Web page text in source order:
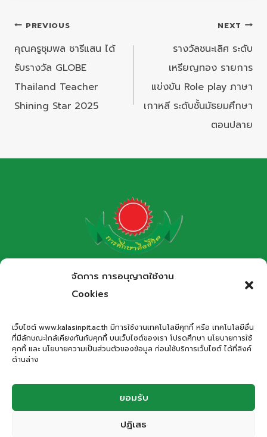
จัดการ การอนุญาตใช้งาน
Cookies
เว็บไซต์ www.kalasinpit.ac.th มีการใช้งานเทคโนโลยีคุกกี้ หรือ เทคโนโลยีอื่น
ที่มีลักษณะใกล้เคียงกันกับคุกกี้ บนเว็บไซต์ของเรา โปรดศึกษา นโยบายการใช้
คุกกี้ และ นโยบายความเป็นส่วนตัวของข้อมูล ก่อนใช้บริการเว็บไซต์ ได้ที่ลิงค์
ด้านล่าง
ยอมรับ
ปฏิเสธ
แนะแนว
เรื่อง
PREVIOUS
คุณครูชุมพล ชารีแสน ได้
รับรางวัล GLOBE
Thailand Teacher
Shining Star 2025
NEXT
รางวัลชนะเลิศ ระดับ
เหรียญทอง รายการ
แข่งขัน Role play ภาษา
เกาหลี ระดับชั้นมัธยมศึกษา
ตอนปลาย
โรงเรียนกาฬสินธุ์พิทยาสรรพ์
สำนักงานเขตพื้นที่การศึกษามัธยมศึกษากาฬสินธุ์
ที่อยู่: เลขที่ 66 ถนนอรรถเปศล ตำบลกาฬสินธุ์ อำเภอเมือง
กาฬสินธุ์ จังหวัดกาฬสินธุ์ 46000
office.kps@kalasinpit.ac.th